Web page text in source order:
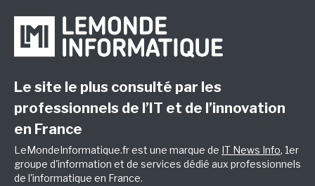
Le site le plus consulté par les
professionnels de l’IT et de l’innovation
en France
LeMondeInformatique.fr est une marque de IT News Info, 1er
groupe d'information et de services dédié aux professionnels
de l'informatique en France.